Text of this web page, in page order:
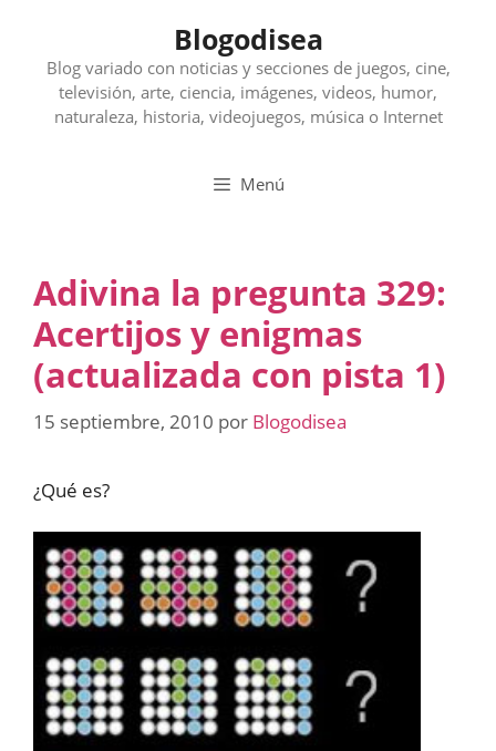
contenido
Blogodisea
Blog variado con noticias y secciones de juegos, cine,
televisión, arte, ciencia, imágenes, videos, humor,
naturaleza, historia, videojuegos, música o Internet
Menú
Adivina la pregunta 329:
Acertijos y enigmas
(actualizada con pista 1)
15 septiembre, 2010 por Blogodisea
¿Qué es?